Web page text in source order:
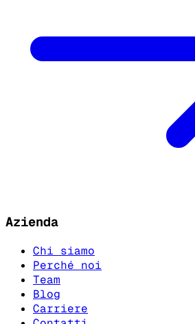
Azienda
Chi siamo
Perché noi
Team
Blog
Carriere